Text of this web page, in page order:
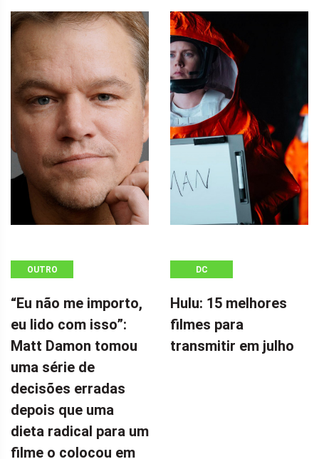
OUTRO
“Eu não me importo,
eu lido com isso”:
Matt Damon tomou
uma série de
decisões erradas
depois que uma
dieta radical para um
filme o colocou em
DC
Hulu: 15 melhores
filmes para
transmitir em julho